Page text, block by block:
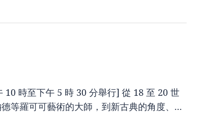
時至下午 5 時 30 分舉行] 從 18 至 20 世
等羅可可藝術的大師，到新古典的角度、...